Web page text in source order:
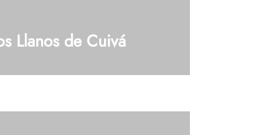
Llanos de Cuivá
dudas?, Hablemos